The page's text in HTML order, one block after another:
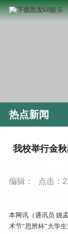
热点新闻
我校举行金
编辑： 点击：
本网讯（通讯员 姚
术节“思辨杯”大学